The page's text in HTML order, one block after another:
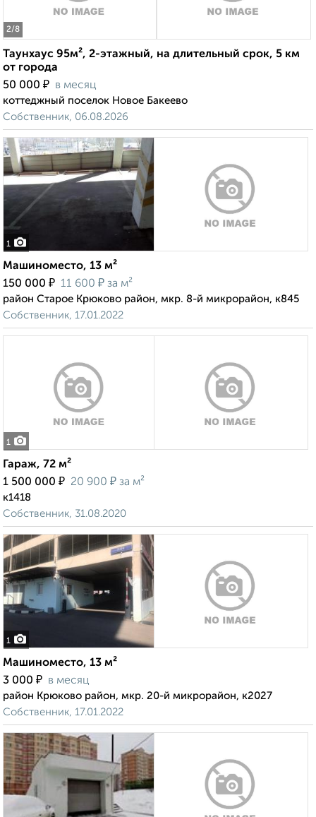
2/8
Таунхаус 95м², 2-этажный, на длительный срок, 5 км
от города
50 000 ₽ в месяц
коттеджный поселок Новое Бакеево
Собственник, 06.08.2026
1
Машиноместо, 13 м²
150 000 ₽ 11 600 ₽ за м²
район Старое Крюково район, мкр. 8-й микрорайон, к845
Собственник, 17.01.2022
1
Гараж, 72 м²
1 500 000 ₽ 20 900 ₽ за м²
к1418
Собственник, 31.08.2020
1
Машиноместо, 13 м²
3 000 ₽ в месяц
район Крюково район, мкр. 20-й микрорайон, к2027
Собственник, 17.01.2022